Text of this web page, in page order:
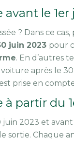
le 1er
? Dans ce
juin 2023 pour
. En d’autres
après le
prise en
partir du
2023 et avant
sortie. Chaque